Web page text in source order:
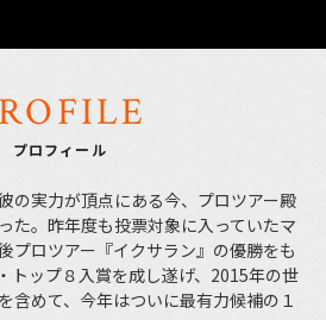
プロフィール
の実力が頂点にある今、プロツアー殿
た。昨年度も投票対象に入っていたマ
プロツアー『イクサラン』の優勝をも
トップ８入賞を成し遂げ、2015年の世
含めて、今年はついに最有力候補の１